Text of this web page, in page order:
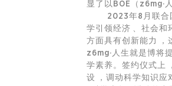
显了以BOE（z6mg·
2023年8月联合国大
学引领经济、社
方面具有创新能力
z6mg·人生就是博将
学素养。签约仪式上
设，调动科学知识